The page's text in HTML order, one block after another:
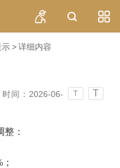
示 > 详细内容
T T
时间：2026-06-
：